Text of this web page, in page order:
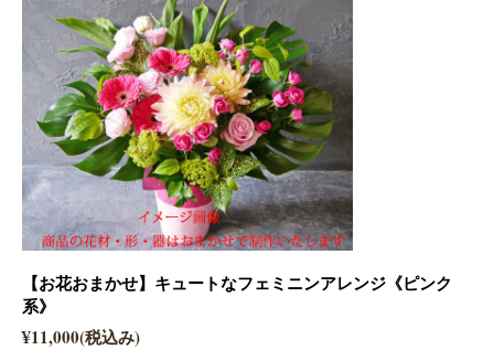
【お花おまかせ】キュートなフェミニンアレンジ《ピンク
系》
¥11,000(税込み)